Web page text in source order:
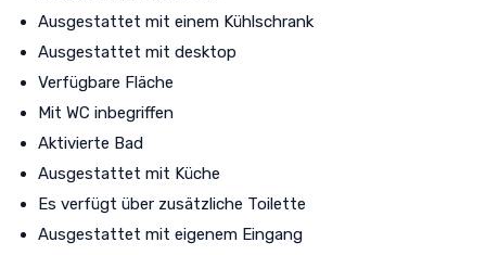
Ausgestattet mit einem Kühlschrank
Ausgestattet mit desktop
Verfügbare Fläche
Mit WC inbegriffen
Aktivierte Bad
Ausgestattet mit Küche
Es verfügt über zusätzliche Toilette
Ausgestattet mit eigenem Eingang